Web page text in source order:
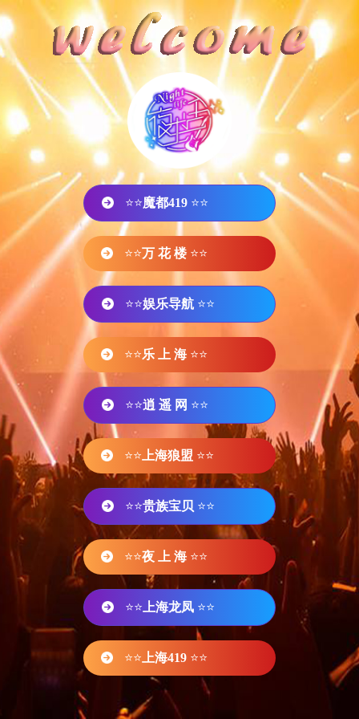
⭐⭐魔都419 ⭐⭐
⭐⭐万 花 楼 ⭐⭐
⭐⭐娱乐导航 ⭐⭐
⭐⭐乐 上 海 ⭐⭐
⭐⭐逍 遥 网 ⭐⭐
⭐⭐ 上海狼盟 ⭐⭐
⭐⭐贵族宝贝 ⭐⭐
⭐⭐夜 上 海 ⭐⭐
⭐⭐ 上海龙凤 ⭐⭐
⭐⭐ 上海419 ⭐⭐